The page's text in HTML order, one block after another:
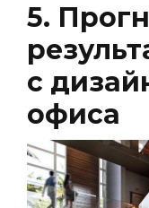
5.
с
офиса